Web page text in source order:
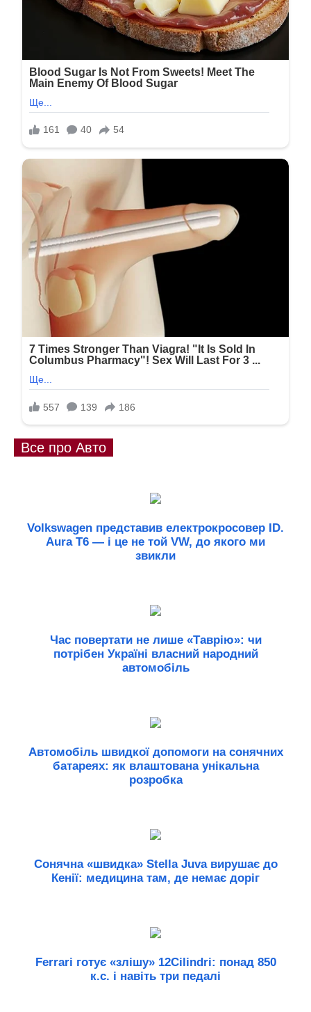
Все про Авто
Volkswagen представив електрокросовер ID.
Aura T6 — і це не той VW, до якого ми
звикли
Час повертати не лише «Таврію»: чи
потрібен Україні власний народний
автомобіль
Автомобіль швидкої допомоги на сонячних
батареях: як влаштована унікальна
розробка
Сонячна «швидка» Stella Juva вирушає до
Кенії: медицина там, де немає доріг
Ferrari готує «злішу» 12Cilindri: понад 850
к.с. і навіть три педалі